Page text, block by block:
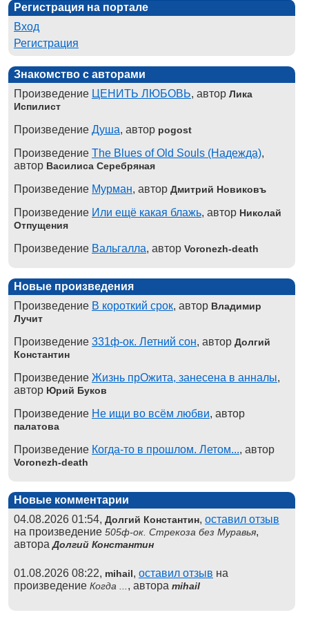
Регистрация на портале
Вход
Регистрация
Знакомство с авторами
Произведение ЦЕНИТЬ ЛЮБОВЬ, автор Лика
Испилист
Произведение Душа, автор pogost
Произведение The Blues of Old Souls (Надежда),
автор Василиса Серебряная
Произведение Мурман, автор Дмитрий Новиковъ
Произведение Или ещё какая блажь, автор Николай
Отпущения
Произведение Вальгалла, автор Voronezh-death
Новые произведения
Произведение В короткий срок, автор Владимир
Лучит
Произведение 331ф-ок. Летний сон, автор Долгий
Константин
Произведение Жизнь прОжита, занесена в анналы,
автор Юрий Буков
Произведение Не ищи во всём любви, автор
палатова
Произведение Когда-то в прошлом. Летом..., автор
Voronezh-death
Новые комментарии
04.08.2026 01:54, Долгий Константин, оставил отзыв
на произведение 505ф-ок. Стрекоза без Муравья,
автораДолгий Константин
01.08.2026 08:22, mihail, оставил отзыв на
произведение Когда ... , автора mihail